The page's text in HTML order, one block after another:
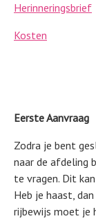
Herinneringsbrief
Kosten
Eerste Aanvraag
Zodra je bent
naar de afdeling
te vragen. Dit
Heb je haast,
rijbewijs moet je